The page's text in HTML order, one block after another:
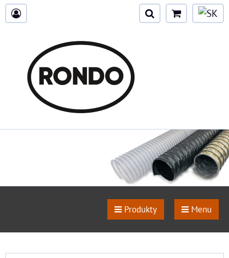
Produkty Menu